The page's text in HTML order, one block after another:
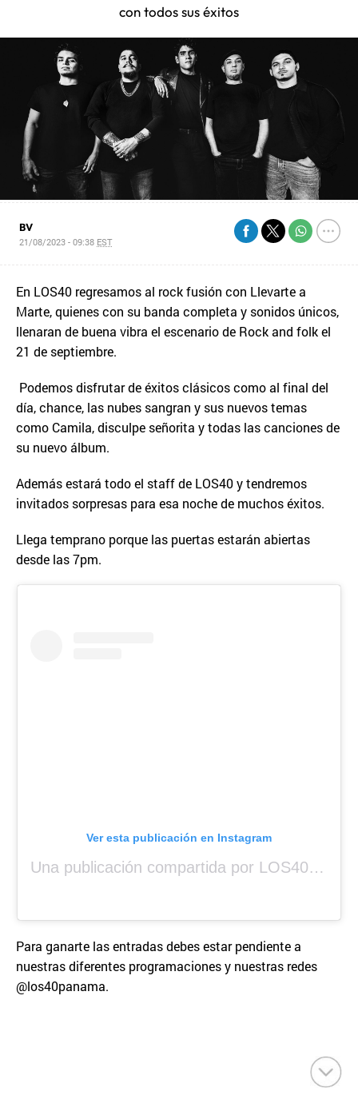
con todos sus éxitos
BV
21/08/2023 - 09:38 EST
En LOS40 regresamos al rock fusión con Llevarte a
Marte, quienes con su banda completa y sonidos únicos,
llenaran de buena vibra el escenario de Rock and folk el
21 de septiembre.
Podemos disfrutar de éxitos clásicos como al final del
día, chance, las nubes sangran y sus nuevos temas
como Camila, disculpe señorita y todas las canciones de
su nuevo álbum.
Además estará todo el staff de LOS40 y tendremos
invitados sorpresas para esa noche de muchos éxitos.
Llega temprano porque las puertas estarán abiertas
desde las 7pm.
Ver esta publicación en Instagram
Una publicación compartida por LOS40 Panamá (@los40panama)
Para ganarte las entradas debes estar pendiente a
nuestras diferentes programaciones y nuestras redes
@los40panama.